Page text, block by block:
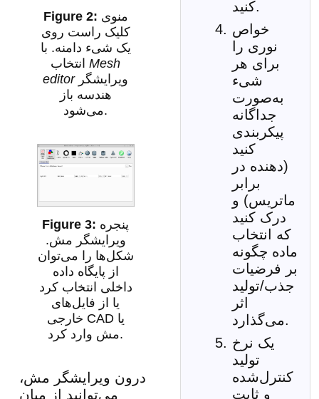
کنید.
خواص
نوری را
برای هر
شیء
به‌صورت
جداگانه
پیکربندی
کنید
(دهنده در
برابر
ماتریس) و
درک کنید
که انتخاب
ماده چگونه
بر فرضیات
جذب/تولید
اثر
می‌گذارد.
یک نرخ
تولید
کنترل‌شده
و ثابت
منوی
کلیک راست روی
یک شیء دامنه. با
انتخابMesh
editorویرایشگر
هندسه باز
می‌شود.
پنجره
ویرایشگر مش.
شکل‌ها را می‌توان
از پایگاه داده
داخلی انتخاب کرد
یا از فایل‌های
خارجی CAD یا
مش وارد کرد.
درون ویرایشگر مش،
می‌توانید از میان